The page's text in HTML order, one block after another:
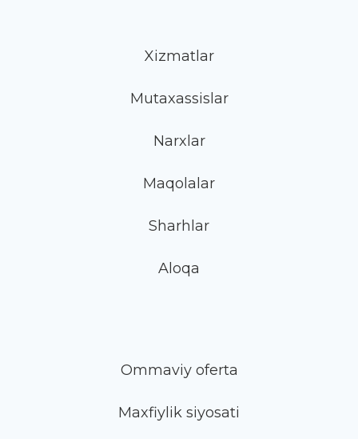
Xizmatlar
Mutaxassislar
Narxlar
Maqolalar
Sharhlar
Aloqa
Ommaviy oferta
Maxfiylik siyosati